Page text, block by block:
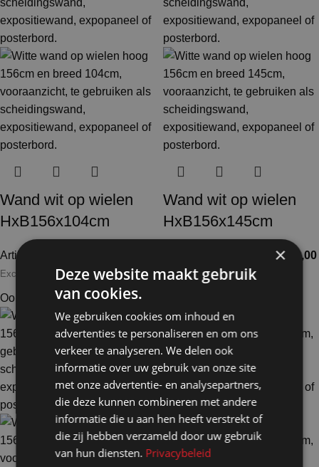
Wand wit op wielen
HxB156x104cm
Artikelnummer: 10110
Excl. BTW
Wand wit op wielen
HxB156x145cm
€374,00
Excl. BTW
Ook te huur
×
Deze website maakt gebruik
van cookies.
We gebruiken cookies om inhoud en
advertenties te personaliseren en om ons
verkeer te analyseren. We delen ook
informatie over uw gebruik van onze site
met onze advertentie- en analysepartners,
die deze kunnen combineren met andere
informatie die u aan hen heeft verstrekt of
die zij hebben verzameld door uw gebruik
van hun diensten. Privacybeleid